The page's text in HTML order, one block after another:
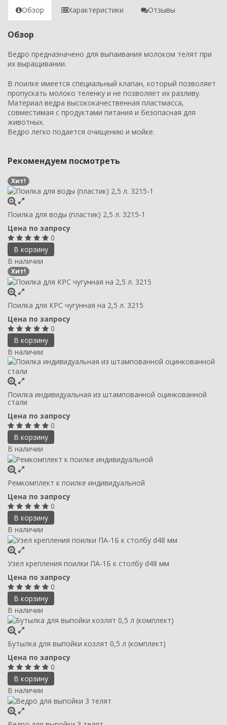
Обзор
Характеристики Отзывы
Обзор
Ведро предназначено для выпаивания молоком телят при
их выращивании.
В поилке имеется специальный клапан, который позволяет
пропускать молоко теленку и не позволяет их разливу.
Материал ведра высококачественная пластмасса,
совместимая с продуктами питания и безопасная для
животных.
Ведро легко подается очищению и мойке.
Рекомендуем посмотреть
Хит!
Поилка для воды (пластик) 2,5 л. 3215-1
Цена по запросу
0
В корзину
В наличии
Хит!
Поилка для КРС чугунная на 2,5 л. 3215
Цена по запросу
0
В корзину
В наличии
Поилка индивидуальная из штампованной оцинкованной
стали
Цена по запросу
0
В корзину
В наличии
Ремкомплект к поилке индивидуальной
Цена по запросу
0
В корзину
В наличии
Узел крепления поилки ПА-1Б к столбу d48 мм
Цена по запросу
0
В корзину
В наличии
Бутылка для выпойки козлят 0,5 л (комплект)
Цена по запросу
0
В корзину
В наличии